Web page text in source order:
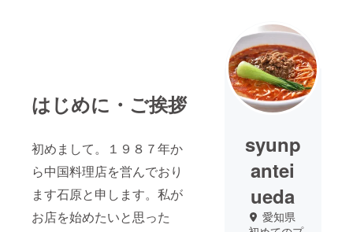
はじめに・ご挨拶
初めまして。１９８７年か
ら中国料理店を営んでおり
ます石原と申します。私が
お店を始めたいと思った
syunp
antei
ueda
愛知県